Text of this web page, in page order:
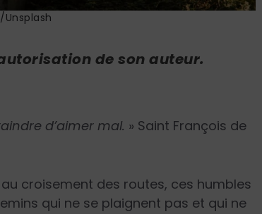
de son auteur.
d’aimer mal. » Saint François de
croisement des routes, ces humbles
qui ne se plaignent pas et qui ne